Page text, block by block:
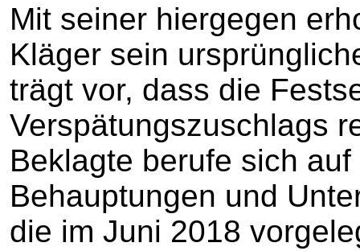
Mit seiner hiergegen
Kläger sein
trägt vor, dass die
Verspätungszuschlags
Beklagte berufe sich
Behauptungen und
die im Juni 2018